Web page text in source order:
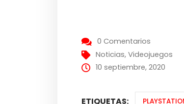
0 Comentarios
Noticias,Videojuegos
10 septiembre, 2020
ETIQUETAS: